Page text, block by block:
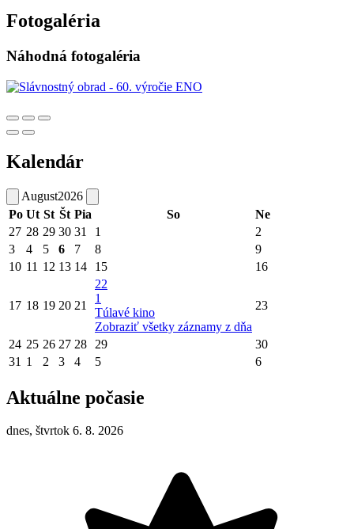
Fotogaléria
Náhodná fotogaléria
Kalendár
August2026
Po Ut St Št Pia So
Ne
27 28 29 30 31 1
2
3
4 5 6 7 8
9
10 11 12 13 14 15 16
17 18 19 20 21
22
1
Túlavé kino
Zobraziť všetky záznamy z dňa
23
24 25 26 27 28 29
30
31 1 2 3 4 5 6
Aktuálne počasie
dnes, štvrtok 6. 8. 2026